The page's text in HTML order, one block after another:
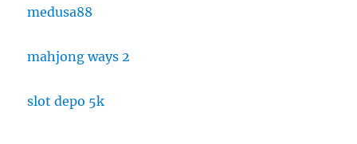
medusa88
mahjong ways 2
slot depo 5k